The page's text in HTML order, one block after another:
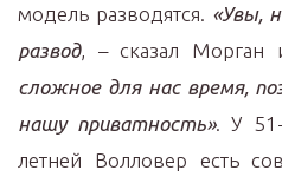
модель разводятся. «Увы,
развод, – сказал Морган
сложное для нас время,
нашу приватность». У
летней Волловер есть